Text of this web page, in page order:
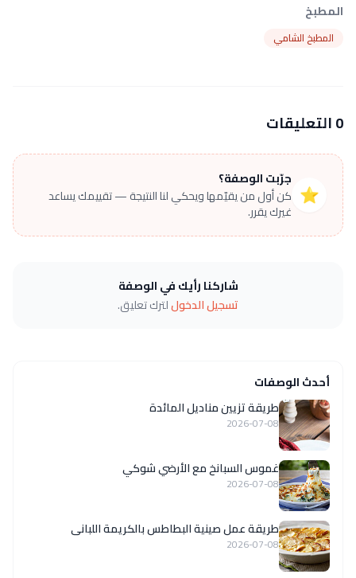
المطبخ
المطبخ الشامي
0 التعليقات
⭐
جرّبت الوصفة؟
كن أول من يقيّمها ويحكي لنا النتيجة — تقييمك يساعد
غيرك يقرر.
شاركنا رأيك في الوصفة
تسجيل الدخوللترك تعليق.
أحدث الوصفات
طريقة تزيين مناديل المائدة
2026-07-08
غموس السبانخ مع الأرضي شوكي
2026-07-08
طريقة عمل صينية البطاطس بالكريمة اللبانى
2026-07-08